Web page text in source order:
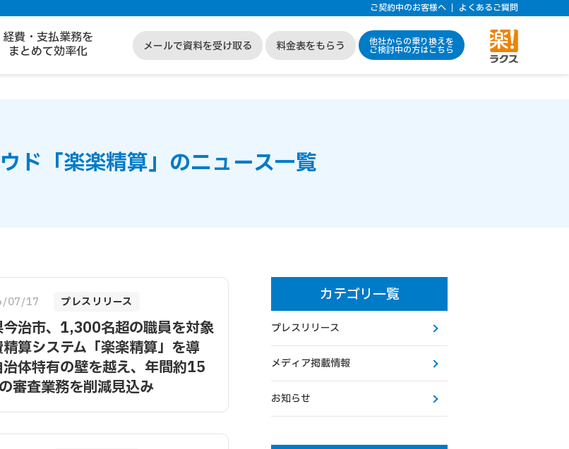
ご契約中のお客様へ よくあるご質問
経費・支払業務を
まとめて効率化
メールで資料を受け取る 料金表をもらう 他社からの乗り換えを
ご検討中の方はこちら
ド 「楽楽精算」のニュース一覧
07/17 プレスリリース
治市、1,300名超の職員を対象
算システム「楽楽精算」を導
体特有の壁を越え、年間約15
審査業務を削減見込み
カテゴリ一覧
プレスリリース
メディア掲載情報
お知らせ